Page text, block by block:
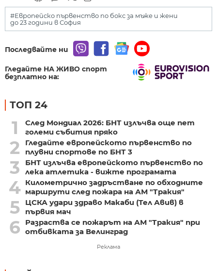
#Европейско първенство по бокс за мъже и жени
до 23 години в София
Последвайте ни
Гледайте НА ЖИВО спорт
безплатно на:
ТОП 24
1
След Мондиал 2026: БНТ излъчва още пет
големи събития пряко
2
Гледайте европейското първенство по
плувни спортове по БНТ 3
3
БНТ излъчва европейското първенство по
лека атлетика - вижте програмата
4 Километрично задръстване по обходните
маршрути след пожара на АМ "Тракия"
5
ЦСКА удари здраво Макаби (Тел Авив) в
първия мач
6
Разраства се пожарът на АМ "Тракия" при
отбивката за Велинград
Реклама